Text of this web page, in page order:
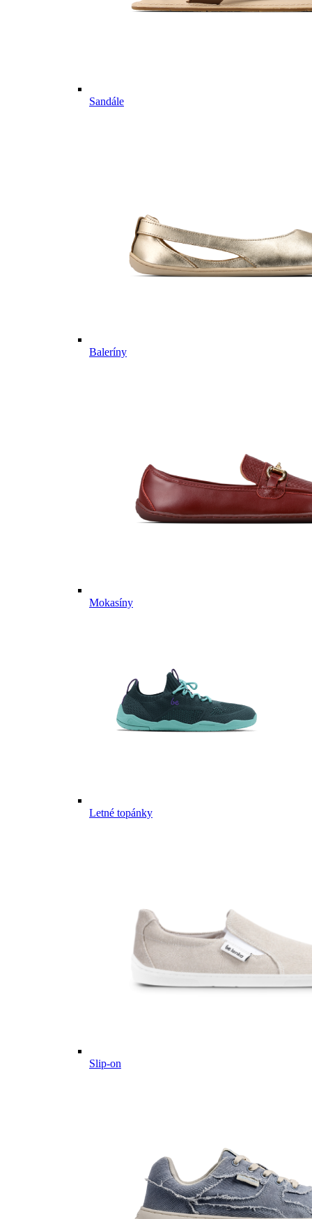
Sandále
Baleríny
Mokasíny
Letné topánky
Slip-on